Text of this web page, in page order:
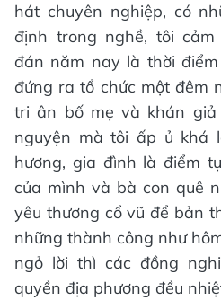
hát chuyên nghiệp, có
định trong nghề, tôi
đán năm nay là thời
đứng ra tổ chức một đêm
tri ân bố mẹ và khán
nguyện mà tôi ấp ủ khá
hương, gia đình là điểm
của mình và bà con quê
yêu thương cổ vũ để bản
những thành công như
ngỏ lời thì các đồng
quyền địa phương đều